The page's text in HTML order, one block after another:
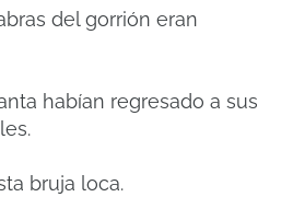
del gorrión eran
habían regresado a sus
bruja loca.